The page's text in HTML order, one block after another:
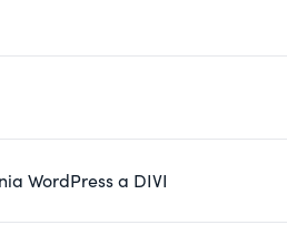
WordPress a DIVI